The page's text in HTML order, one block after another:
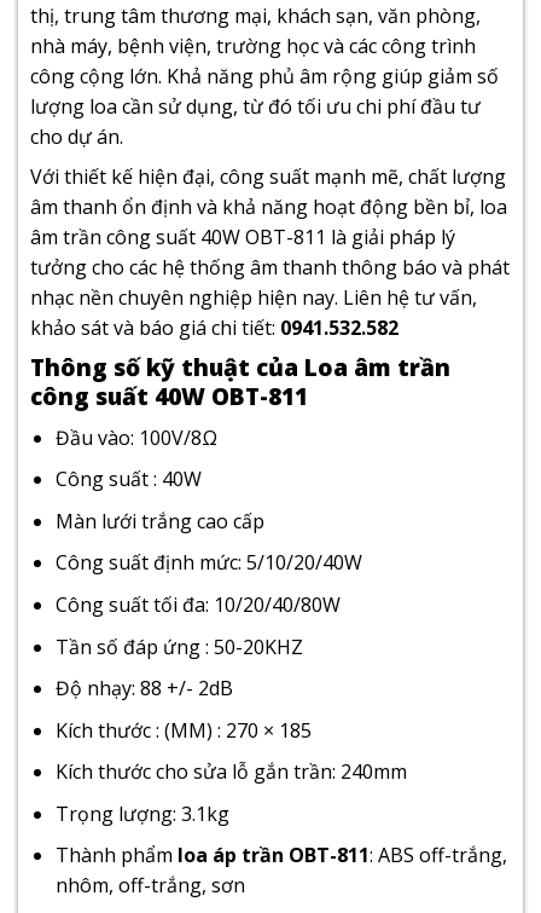
thị, trung tâm thương mại, khách sạn, văn phòng,
nhà máy, bệnh viện, trường học và các công trình
công cộng lớn. Khả năng phủ âm rộng giúp giảm số
lượng loa cần sử dụng, từ đó tối ưu chi phí đầu tư
cho dự án.
Với thiết kế hiện đại, công suất mạnh mẽ, chất lượng
âm thanh ổn định và khả năng hoạt động bền bỉ, loa
âm trần công suất 40W OBT-811 là giải pháp lý
tưởng cho các hệ thống âm thanh thông báo và phát
nhạc nền chuyên nghiệp hiện nay. Liên hệ tư vấn,
khảo sát và báo giá chi tiết: 0941.532.582
Thông số kỹ thuật của Loa âm trần
công suất 40W OBT-811
Đầu vào: 100V/8Ω
Công suất : 40W
Màn lưới trắng cao cấp
Công suất định mức: 5/10/20/40W
Công suất tối đa: 10/20/40/80W
Tần số đáp ứng : 50-20KHZ
Độ nhạy: 88 +/- 2dB
Kích thước : (MM) : 270 × 185
Kích thước cho sửa lỗ gắn trần: 240mm
Trọng lượng: 3.1kg
Thành phẩm loa áp trần OBT-811: ABS off-trắng,
nhôm, off-trắng, sơn